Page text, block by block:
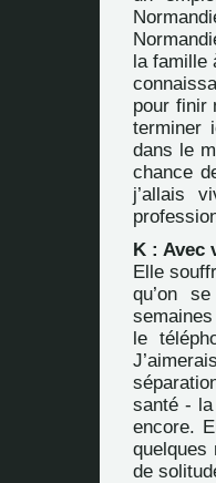
la famille
pour finir
terminer
dans le
chance
j’allais
K : Avec
Elle
qu’on
le
santé -
encore.
quelques
de